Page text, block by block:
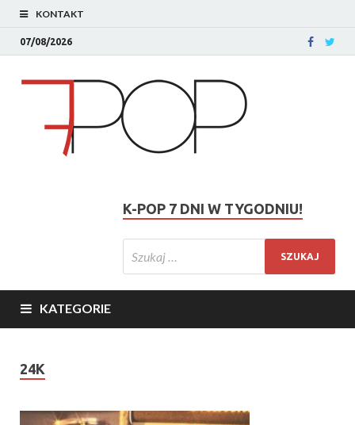
KONTAKT
07/08/2026
K-POP 7 DNI W TYGODNIU!
KATEGORIE
24K